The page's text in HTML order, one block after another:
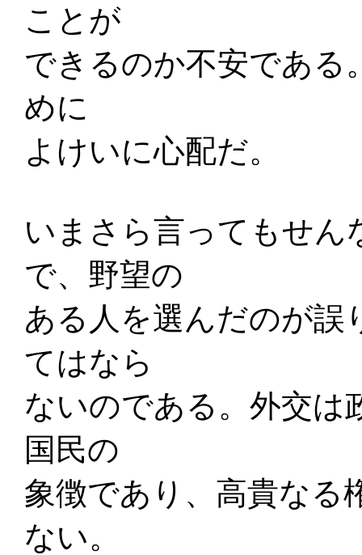
ことが
できるのか不安である
めに
よけいに心配だ。
いまさら言ってもせん
で、野望の
ある人を選んだのが誤
てはなら
ないのである。外交は
国民の
象徴であり、高貴なる
ない。